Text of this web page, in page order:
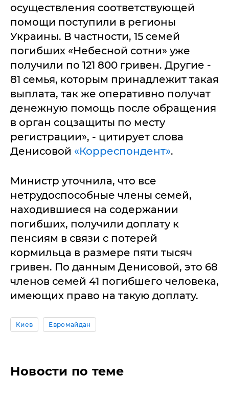
осуществления соответствующей
помощи поступили в регионы
Украины. В частности, 15 семей
погибших «Небесной сотни» уже
получили по 121 800 гривен. Другие -
81 семья, которым принадлежит такая
выплата, так же оперативно получат
денежную помощь после обращения
в орган соцзащиты по месту
регистрации», - цитирует слова
Денисовой «Корреспондент».
Министр уточнила, что все
нетрудоспособные члены семей,
находившиеся на содержании
погибших, получили доплату к
пенсиям в связи с потерей
кормильца в размере пяти тысяч
гривен. По данным Денисовой, это 68
членов семей 41 погибшего человека,
имеющих право на такую доплату.
Киев Евромайдан
Новости по теме